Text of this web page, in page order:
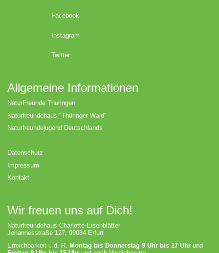
Facebook
Instagram
Twitter
Allgemeine Informationen
NaturFreunde Thüringen
Naturfreundehaus "Thüringer Wald"
Naturfreundejugend Deutschlands
Datenschutz
Impressum
Kontakt
Wir freuen uns auf Dich!
Naturfreundehaus Charlotte-Eisenblätter
Johannesstraße 127, 99084 Erfurt
Erreichbarkeit i. d. R. Montag bis Donnerstag 9 Uhr bis 17 Uhr und